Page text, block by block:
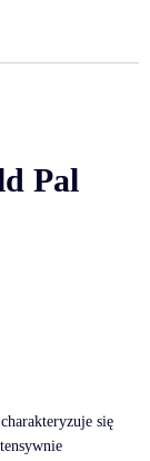
Pal
się